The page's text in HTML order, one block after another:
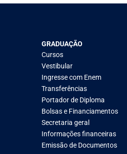
GRADUAÇÃO
Cursos
Vestibular
Ingresse com Enem
Transferências
Portador de Diploma
Bolsas e Financiamentos
Secretaria geral
Informações financeiras
Emissão de Documentos